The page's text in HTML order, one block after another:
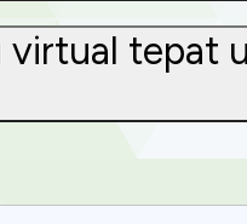
virtual tepat